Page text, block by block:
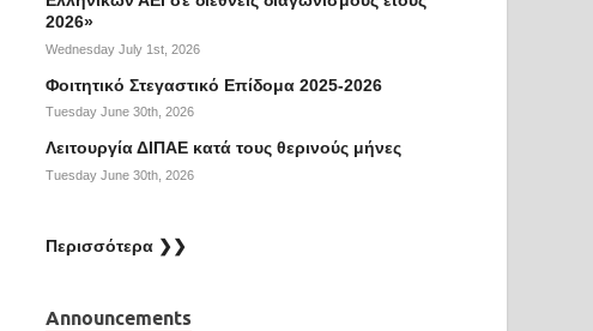
2026»
Wednesday July 1st, 2026
Φοιτητικό Στεγαστικό Επίδομα 2025-2026
Tuesday June 30th, 2026
Λειτουργία ΔΙΠΑΕ κατά τους θερινούς μήνες
Tuesday June 30th, 2026
Περισσότερα ❯❯
Announcements